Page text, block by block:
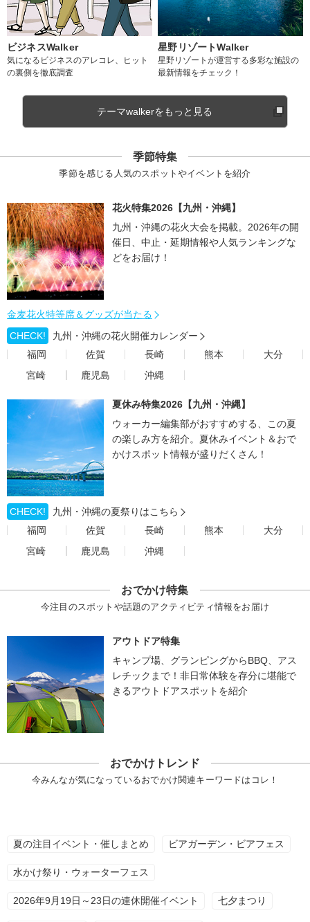
ビジネスWalker
気になるビジネスのアレコレ、ヒット
の裏側を徹底調査
星野リゾートWalker
星野リゾートが運営する多彩な施設の
最新情報をチェック！
テーマwalkerをもっと見る
季節特集
季節を感じる人気のスポットやイベントを紹介
花火特集2026【九州・沖縄】
九州・沖縄の花火大会を掲載。2026年の開
催日、中止・延期情報や人気ランキングな
どをお届け！
金麦花火特等席＆グッズが当たる
CHECK!
九州・沖縄の花火開催カレンダー
福岡
佐賀 長崎 熊本
大分
宮崎
鹿児島 沖縄
夏休み特集2026【九州・沖縄】
ウォーカー編集部がおすすめする、この夏
の楽しみ方を紹介。夏休みイベント＆おで
かけスポット情報が盛りだくさん！
CHECK!
九州・沖縄の夏祭りはこちら
福岡
佐賀 長崎 熊本
大分
宮崎
鹿児島 沖縄
おでかけ特集
今注目のスポットや話題のアクティビティ情報をお届け
アウトドア特集
キャンプ場、グランピングからBBQ、アス
レチックまで！非日常体験を存分に堪能で
きるアウトドアスポットを紹介
おでかけトレンド
今みんなが気になっているおでかけ関連キーワードはコレ！
夏の注目イベント・催しまとめ ビアガーデン・ビアフェス
水かけ祭り・ウォーターフェス
2026年9月19日～23日の連休開催イベント 七夕まつり